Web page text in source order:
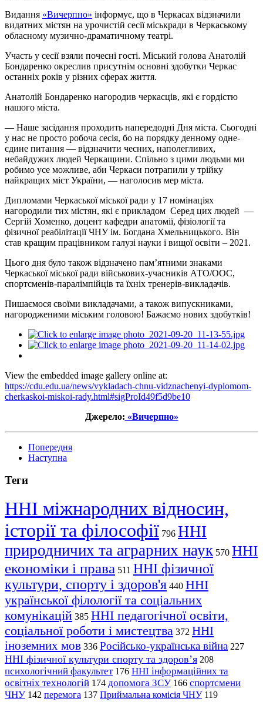
Видання «Вичерпно» інформує, що в Черкасах відзначили
видатних містян на урочистій сесії міськради в Черкаському
обласному музично-драматичному театрі.
Участь у сесії взяли почесні гості. Міський голова Анатолій
Бондаренко окреслив присутнім основні здобутки Черкас
останніх років у різних сферах життя.
Анатолій Бондаренко нагородив черкасців, які є гордістю
нашого міста.
— Наше засідання проходить напередодні Дня міста. Сьогодні
у нас не просто робоча сесія, бо на порядку денному одне-
єдине питання — відзначити чесних, наполегливих,
небайдужих людей Черкащини. Спільно з цими людьми ми
робимо усе можливе, аби Черкаси потрапили у трійку
найкращих міст України, — наголосив мер міста.
Дипломами Черкаської міської ради у 17 номінаціях
нагородили тих містян, які є прикладом Серед цих людей —
Сергій Хоменко, доцент кафедри анатомії, фізіології та
фізичної реабілітації ЧНУ ім. Богдана Хмельницького. Він
став кращим працівником галузі науки і вищої освіти – 2021.
Цього дня було також відзначено пам’ятними знаками
Черкаської міської ради військових-учасників АТО/ООС,
спортсменів-паралімпійців та їхніх тренерів-викладачів.
Пишаємося своїми викладачами, а також випускниками,
нагородженими міським головою! Бажаємо нових здобутків!
View the embedded image gallery online at:
https://cdu.edu.ua/news/vykladach-chnu-vidznachenyi-dyplomom-
cherkaskoi-miskoi-rady.html#sigProId49f5d9be10
Джерело: «Вичерпно»
Попередня
Наступна
Теги
ННІ міжнародних відносин,
історії та філософії 796 ННІ
природничих та аграрних наук 570 ННІ
економіки і права 511 ННІ фізичної
культури, спорту і здоров'я 440 ННІ
української філології та соціальних
комунікацій 385 ННІ педагогічної освіти,
соціальної роботи і мистецтва 372 ННІ
іноземних мов 336 Російсько-українська війна 227
ННІ фізичної культури спорту та здоров’я 208
психологічний факультет 176 ННІ інформаційних та
освітніх технологій 174 допомога ЗСУ 166 спортсмени
ЧНУ 142 перемога 137 Приймальна комісія ЧНУ 119